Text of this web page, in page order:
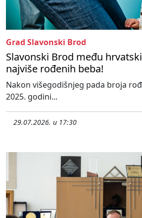
Grad Slavonski Brod
Slavonski Brod među
najviše rođenih beba!
Nakon višegodišnjeg pada broja
2025. godini...
29.07.2026. u 17:30